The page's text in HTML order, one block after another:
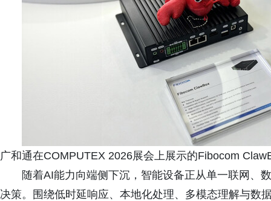
广和通在COMPUTEX 2026展会上展示的Fibocom
随着AI能力向端侧下沉，智能设备正从单一联网、
决策。围绕低时延响应、本地化处理、多模态理解与数